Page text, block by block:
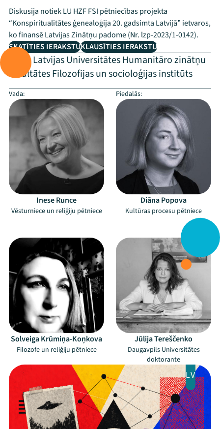
Mana programma
Festivāls
Programma
Arhīvs
Viņi bija LAMPĀ 2026
Ziedo
Veikals
Diskusija notiek LU HZF FSI pētniecības projekta
“Konspiritualitātes ģenealoģija 20. gadsimta Latvijā” ietvaros,
ko finansē Latvijas Zinātņu padome (Nr. lzp-2023/1-0142).
SKATĪTIES IERAKSTUKLAUSĪTIES IERAKSTU
Rīko:Latvijas Universitātes Humanitāro zinātņu
fakultātes Filozofijas un socioloģijas institūts
Vada:
Inese Runce
Vēsturniece un reliģiju pētniece
Piedalās:
Diāna Popova
Kultūras procesu pētniece
Solveiga Krūmiņa-Koņkova
Filozofe un reliģiju pētniece
Jūlija Tereščenko
Daugavpils Universitātes
doktorante
LV